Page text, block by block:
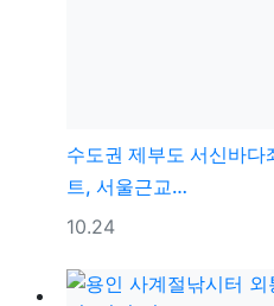
수도권 제부도 서신바다
트, 서울근교…
등록일
10.24